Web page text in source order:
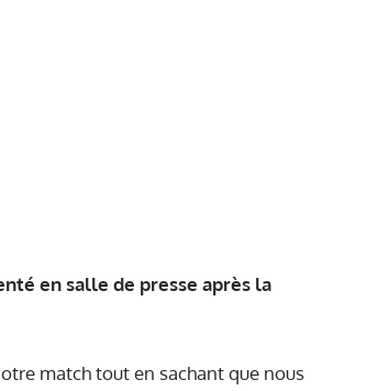
en salle de presse après la
match tout en sachant que nous